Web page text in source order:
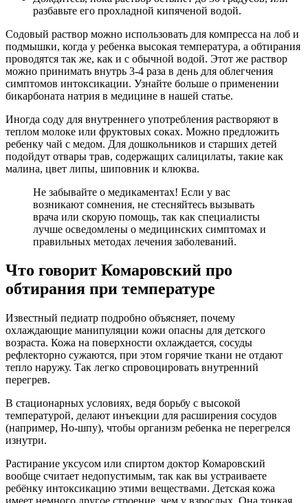
разбавьте его прохладной кипяченой водой.
Содовый раствор можно использовать для компресса на лоб и
подмышки, когда у ребенка высокая температура, а обтирания
проводятся так же, как и с обычной водой. Этот же раствор
можно принимать внутрь 3-4 раза в день для облегчения
симптомов интоксикации. Узнайте больше о применении
бикарбоната натрия в медицине в нашей статье.
Иногда соду для внутреннего употребления растворяют в
теплом молоке или фруктовых соках. Можно предложить
ребенку чай с медом. Для дошкольников и старших детей
подойдут отвары трав, содержащих салицилаты, такие как
малина, цвет липы, шиповник и клюква.
Не забывайте о медикаментах! Если у вас
возникают сомнения, не стесняйтесь вызывать
врача или скорую помощь, так как специалисты
лучше осведомлены о медицинских симптомах и
правильных методах лечения заболеваний.
Что говорит Комаровский про
обтирания при температуре
Известный педиатр подробно объясняет, почему
охлаждающие манипуляции кожи опасны для детского
возраста. Кожа на поверхности охлаждается, сосуды
рефлекторно сужаются, при этом горячие ткани не отдают
тепло наружу. Так легко спровоцировать внутренний
перегрев.
В стационарных условиях, ведя борьбу с высокой
температурой, делают инъекции для расширения сосудов
(например, Но-шпу), чтобы организм ребенка не перегрелся
изнутри.
Растирание уксусом или спиртом доктор Комаровский
вообще считает недопустимым, так как вы устраиваете
ребёнку интоксикацию этими веществами. Детская кожа